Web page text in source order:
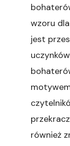
wzoru
jest
również